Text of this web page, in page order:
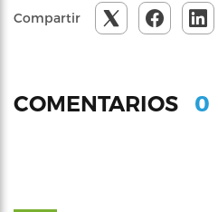
Compartir
COMENTARIOS 0